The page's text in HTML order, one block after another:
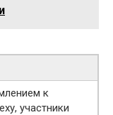
к
участники